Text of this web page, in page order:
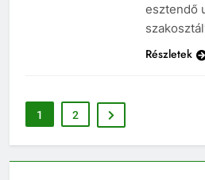
esztendő
Részletek
1 2